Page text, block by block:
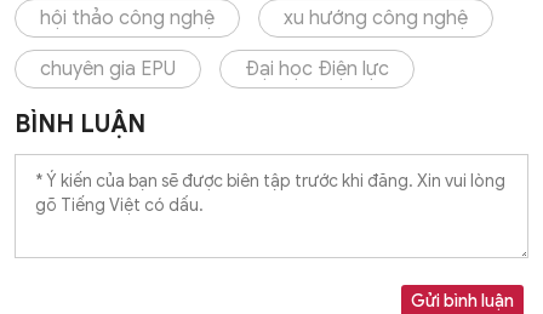
hội thảo công nghệ xu hướng công nghệ
chuyên gia EPU Đại học Điện lực
BÌNH LUẬN
Gửi bình luận